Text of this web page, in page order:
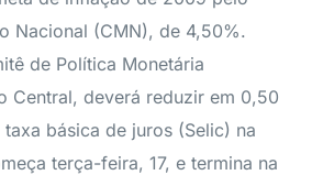
Nacional (CMN), de 4,50%.
de Política Monetária
Central, deverá reduzir em 0,50
básica de juros (Selic) na
terça-feira, 17, e termina na